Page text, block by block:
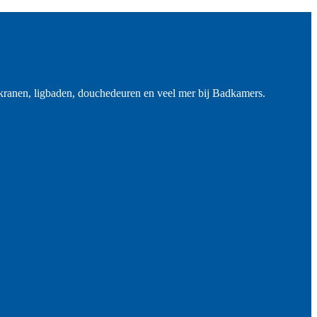
ligbaden, douchedeuren en veel mer bij Badkamers.